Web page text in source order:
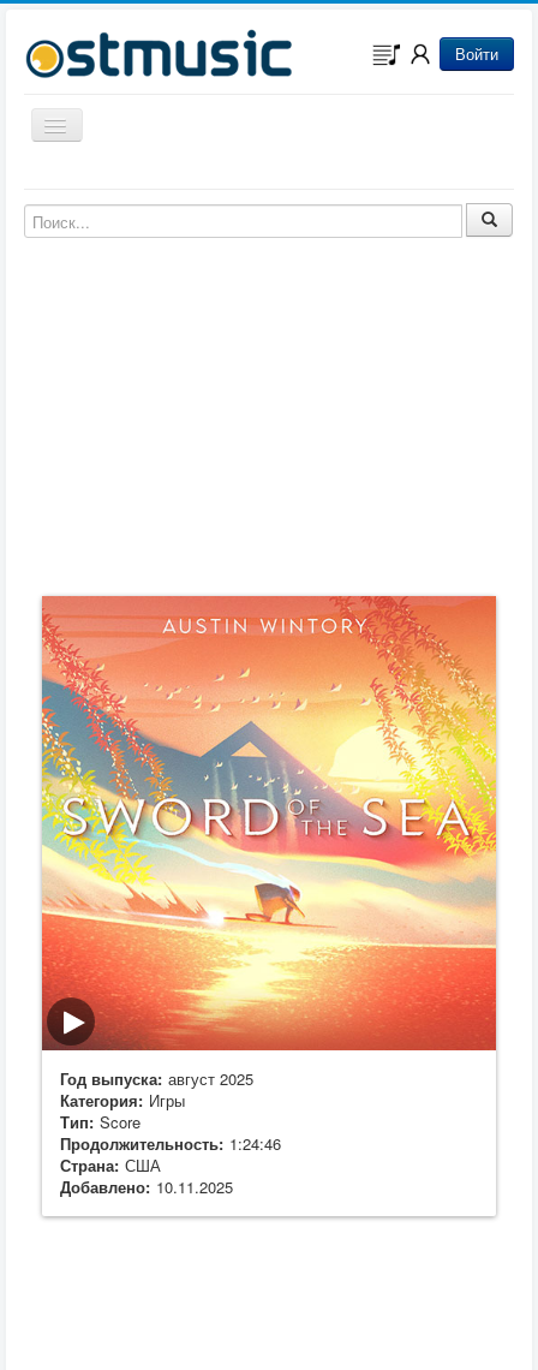
Войти
Включить/выключить навигацию
Музыка из мультфильмов
Музыка из сериалов
Год выпуска: август 2025
Категория: Игры
Тип: Score
Продолжительность: 1:24:46
Страна: США
Добавлено: 10.11.2025